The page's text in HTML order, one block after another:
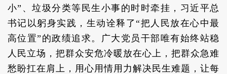
小”、垃圾分类等民生小事的时时牵挂，习近平总
书记以躬身实践，生动诠释了“把人民放在心中最
高位置”的政绩追求。广大党员干部唯有始终站稳
人民立场，把群众安危冷暖放在心上，把群众急难
愁盼扛在肩上，用心用情用力解决民生难题，让每